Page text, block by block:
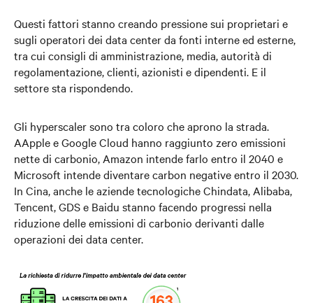
Questi fattori stanno creando pressione sui proprietari e
sugli operatori dei data center da fonti interne ed esterne,
tra cui consigli di amministrazione, media, autorità di
regolamentazione, clienti, azionisti e dipendenti. E il
settore sta rispondendo.
Gli hyperscaler sono tra coloro che aprono la strada.
AApple e Google Cloud hanno raggiunto zero emissioni
nette di carbonio, Amazon intende farlo entro il 2040 e
Microsoft intende diventare carbon negative entro il 2030.
In Cina, anche le aziende tecnologiche Chindata, Alibaba,
Tencent, GDS e Baidu stanno facendo progressi nella
riduzione delle emissioni di carbonio derivanti dalle
operazioni dei data center.